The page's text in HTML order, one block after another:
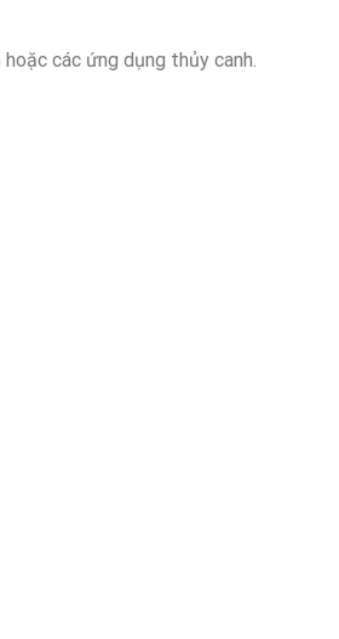
các ứng dụng thủy canh.